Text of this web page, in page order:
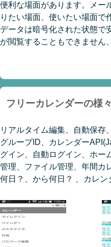
便利な場面があります。メー
りたい場面、使いたい場面で
データは暗号化された状態で
が閲覧することもできません
フリーカレンダーの様
リアルタイム編集、自動保存
グループID、カレンダー
グイン、自動ログイン、ホー
管理、ファイル管理、年間カ
何日？、から何日？ 、カレン